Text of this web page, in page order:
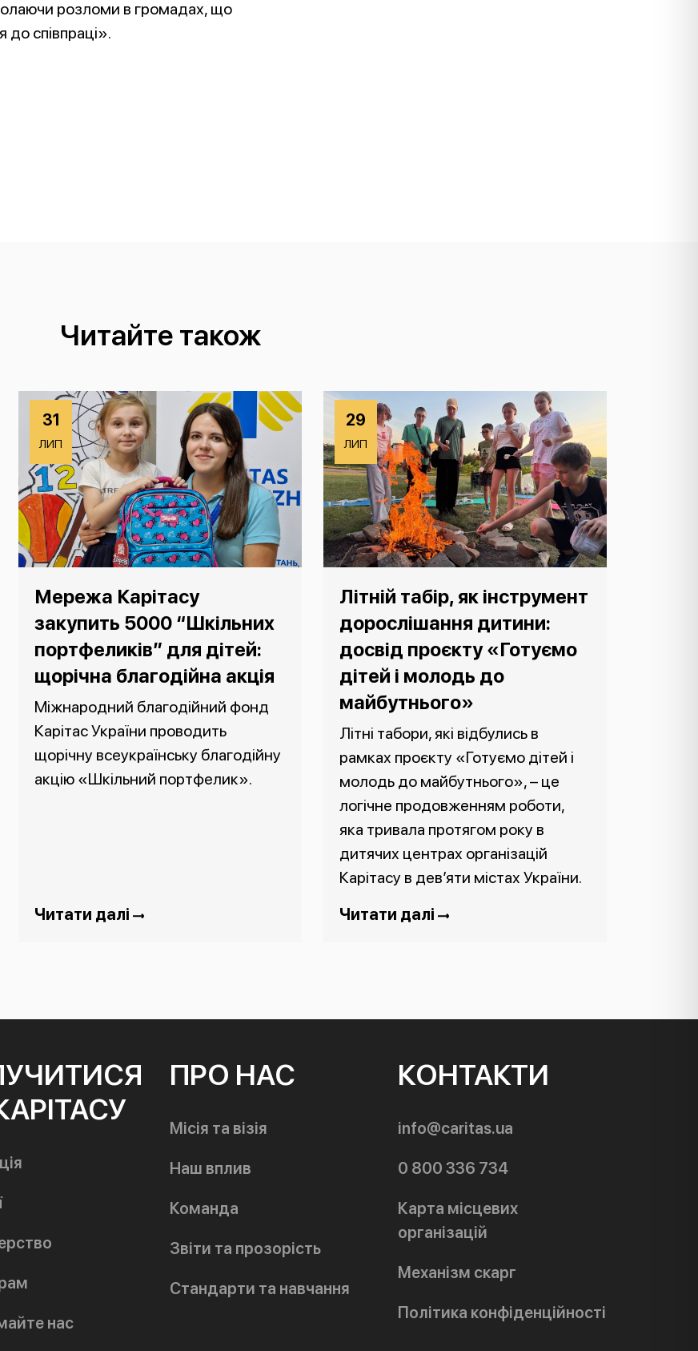
розломи в громадах, що
до співпраці».
Читайте також
31
ЛИП
Мережа Карітасу
закупить 5000 “Шкільних
портфеликів” для дітей:
щорічна благодійна акція
Міжнародний благодійний фонд
Карітас України проводить
щорічну всеукраїнську благодійну
акцію «Шкільний портфелик».
Читати далі
29
ЛИП
Літній табір, як інструмент
дорослішання дитини:
досвід проєкту «Готуємо
дітей і молодь до
майбутнього»
Літні табори, які відбулись в
рамках проєкту «Готуємо дітей і
молодь до майбутнього», – це
логічне продовженням роботи,
яка тривала протягом року в
дитячих центрах організацій
Карітасу в дев’яти містах України.
Читати далі
нас
ПРО НАС
Місія та візія
Наш вплив
Команда
Звіти та прозорість
Стандарти та навчання
КОНТАКТИ
info@caritas.ua
0 800 336 734
Карта місцевих
організацій
Механізм скарг
Політика конфіденційності